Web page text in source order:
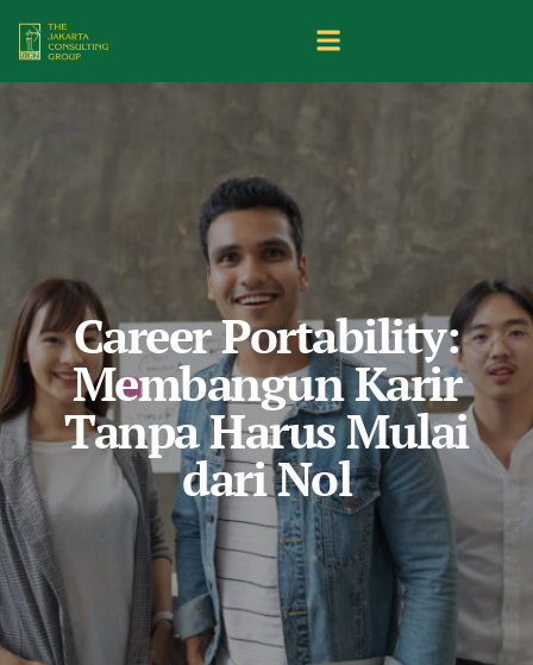
Career Portability:
Membangun Karir
Tanpa Harus Mulai
dari Nol